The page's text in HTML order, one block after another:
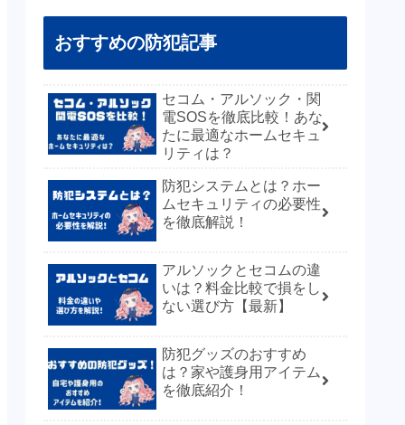
おすすめの防犯記事
セコム・アルソック・関
電SOSを徹底比較！あな
たに最適なホームセキュ
リティは？
防犯システムとは？ホー
ムセキュリティの必要性
を徹底解説！
アルソックとセコムの違
いは？料金比較で損をし
ない選び方【最新】
防犯グッズのおすすめ
は？家や護身用アイテム
を徹底紹介！